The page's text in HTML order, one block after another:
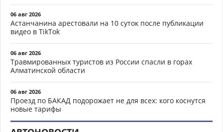
06 авг 2026
Астанчанина арестовали на 10 суток после публикации
видео в TikTok
06 авг 2026
Травмированных туристов из России спасли в горах
Алматинской области
06 авг 2026
Проезд по БАКАД подорожает не для всех: кого коснутся
новые тарифы